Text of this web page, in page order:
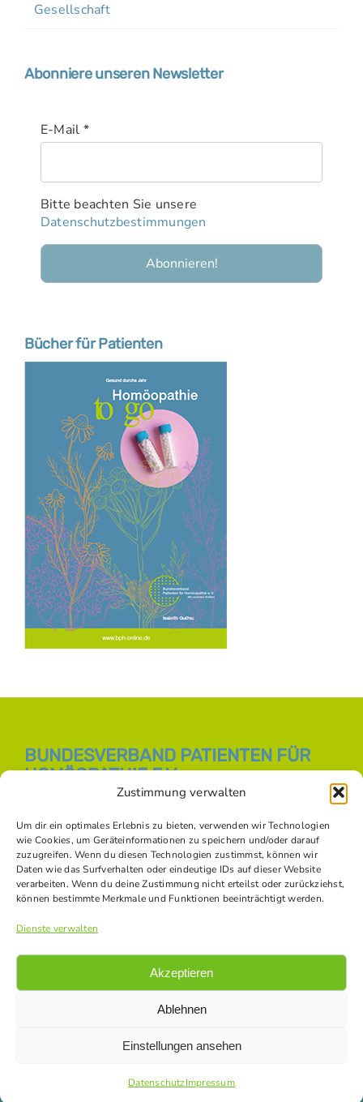
Zustimmung verwalten
Um dir ein optimales Erlebnis zu bieten, verwenden wir Technologien
wie Cookies, um Geräteinformationen zu speichern und/oder darauf
zuzugreifen. Wenn du diesen Technologien zustimmst, können wir
Daten wie das Surfverhalten oder eindeutige IDs auf dieser Website
verarbeiten. Wenn du deine Zustimmung nicht erteilst oder zurückziehst,
können bestimmte Merkmale und Funktionen beeinträchtigt werden.
Dienste verwalten
Akzeptieren
Ablehnen
Einstellungen ansehen
DatenschutzImpressum
Gesellschaft
Abonniere unseren Newsletter
E-Mail *
Bitte beachten Sie unsere
Datenschutzbestimmungen
Bücher für Patienten
BUNDESVERBAND PATIENTEN FÜR
HOMÖOPATHIE E.V.
E-Mail:
info [at] bph-online.de
Webseite:Homöopathie Online
SOZIALE NETZWERKE
Datenschutz|Impressum|Kontakt